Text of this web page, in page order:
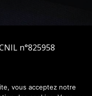
n°825958
vous acceptez notre